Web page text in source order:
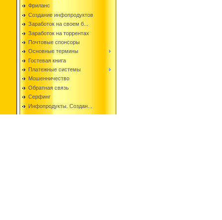
Фриланс
Создание инфопродуктов
Заработок на своем б...
Заработок на торрентах
Почтовые спонсоры
Основные термины
Гостевая книга
Платежные системы
Мошенничество
Обратная связь
Серфинг
Инфопродукты. Создан...